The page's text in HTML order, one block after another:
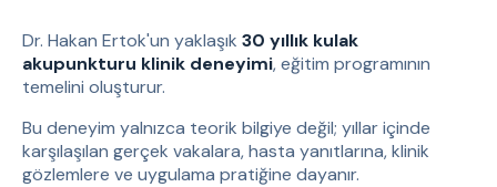
Dr. Hakan Ertok'un yaklaşık 30 yıllık kulak
akupunkturu klinik deneyimi, eğitim programının
temelini oluşturur.
Bu deneyim yalnızca teorik bilgiye değil; yıllar içinde
karşılaşılan gerçek vakalara, hasta yanıtlarına, klinik
gözlemlere ve uygulama pratiğine dayanır.